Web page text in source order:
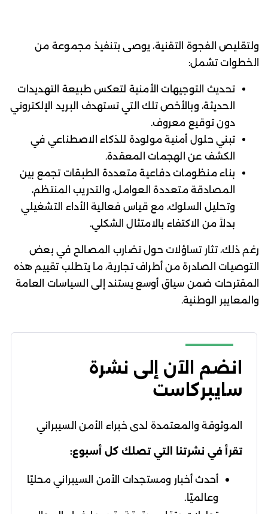
ولتقليص الفجوة التقنية، يوصى بتنفيذ مجموعة من
الخطوات تشمل:
تحديث التوجيهات الأمنية لتعكس طبيعة التهديدات
الحديثة، وبالأخص تلك التي تستهدف البريد الإلكتروني
دون توقيع معروف.
تبني حلول أمنية مولودة للذكاء الاصطناعي في
الكشف عن الهجمات المعقدة.
بناء منظومات دفاعية متعددة الطبقات تجمع بين
المصادقة متعددة العوامل، والتدريب المنتظم،
وتحليل السلوك، مع قياس فعالية الأداء التشغيلي
بدلاً من الاكتفاء بالامتثال الشكلي.
رغم ذلك، تثار تساؤلات حول تضارب المصالح في بعض
التوصيات الصادرة من أطراف تجارية، ما يتطلب تقييم هذه
المقترحات ضمن سياق أوسع يستند إلى السياسات العامة
والمعايير الوطنية.
انضم الآن إلى نشرة
سايبركاست
الموثوقة والمعتمدة لدى خبراء الأمن السيبراني
تقرأ في نشرتنا التي تصلك كل أسبوع:
أحدث أخبار ومستجدات الأمن السيبراني محليًا
وعالميًا.